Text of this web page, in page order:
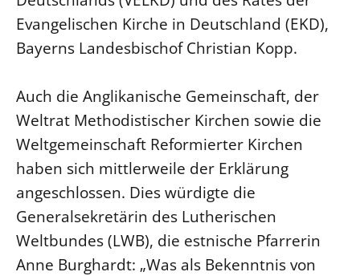
Evangelischen Kirche in Deutschland (EKD),
Bayerns Landesbischof Christian Kopp.
Auch die Anglikanische Gemeinschaft, der
Weltrat Methodistischer Kirchen sowie die
Weltgemeinschaft Reformierter Kirchen
haben sich mittlerweile der Erklärung
angeschlossen. Dies würdigte die
Generalsekretärin des Lutherischen
Weltbundes (LWB), die estnische Pfarrerin
Anne Burghardt: „Was als Bekenntnis von
Beruf
Freie Stellen
BIBLIOTHEK & ARCHIV
SERVICE
Älterwerden im Pfarrberuf
Beteiligungsverfahren
Beschwerdestellen
Ephoralbüro
Finanzplanung